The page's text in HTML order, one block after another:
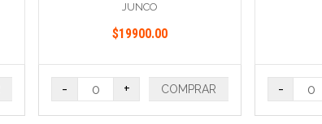
JUNCO
$19900.00
- + COMPRAR -